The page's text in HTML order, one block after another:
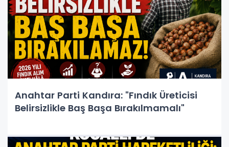
Anahtar Parti Kandıra: "Fındık Üreticisi
Belirsizlikle Baş Başa Bırakılmamalı"